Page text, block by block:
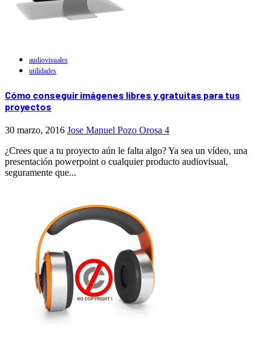
audiovisuales
utilidades
Cómo conseguir imágenes libres y gratuitas para tus
proyectos
30 marzo, 2016 Jose Manuel Pozo Orosa 4
¿Crees que a tu proyecto aún le falta algo? Ya sea un vídeo, una
presentación powerpoint o cualquier producto audiovisual,
seguramente que...